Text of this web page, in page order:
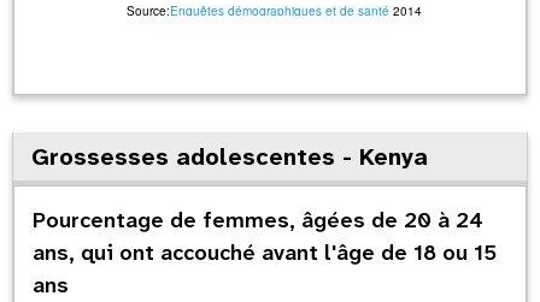
Source:Enquêtes démographiques et de santé 2014
Grossesses adolescentes - Kenya
Pourcentage de femmes, âgées de 20 à 24
ans, qui ont accouché avant l'âge de 18 ou 15
ans